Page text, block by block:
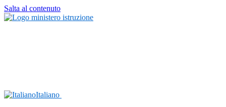
Salta al contenuto
Italiano